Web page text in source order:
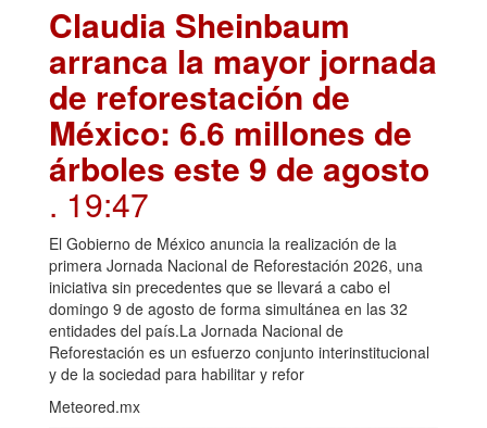
Claudia Sheinbaum
arranca la mayor jornada
de reforestación de
México: 6.6 millones de
árboles este 9 de agosto
. 19:47
El Gobierno de México anuncia la realización de la
primera Jornada Nacional de Reforestación 2026, una
iniciativa sin precedentes que se llevará a cabo el
domingo 9 de agosto de forma simultánea en las 32
entidades del país.La Jornada Nacional de
Reforestación es un esfuerzo conjunto interinstitucional
y de la sociedad para habilitar y refor
Meteored.mx